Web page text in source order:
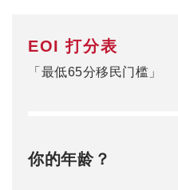
EOI 打分表
「最低65分移民门槛」
你的年龄？